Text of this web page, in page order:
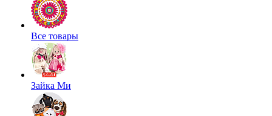
Все товары
Зайка Ми